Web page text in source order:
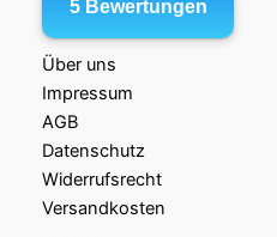
Über uns
Impressum
AGB
Datenschutz
Widerrufsrecht
Versandkosten